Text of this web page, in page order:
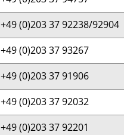
+49 (0)203 37 92238/92904
+49 (0)203 37 93267
+49 (0)203 37 91906
+49 (0)203 37 92032
+49 (0)203 37 92201